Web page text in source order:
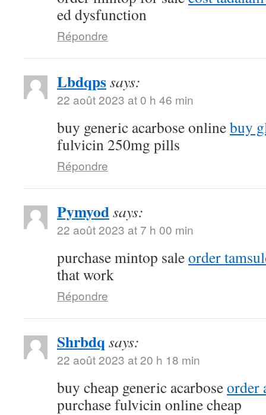
ed dysfunction
Répondre
Lbdqpssays:
22 août 2023 at 0 h 46 min
buy generic acarbose onlinebuy
fulvicin 250mg pills
Répondre
Pymyodsays:
22 août 2023 at 7 h 00 min
purchase mintop saleorder
that work
Répondre
Shrbdq says:
22 août 2023 at 20 h 18 min
buy cheap generic acarboseorder
purchase fulvicin online cheap